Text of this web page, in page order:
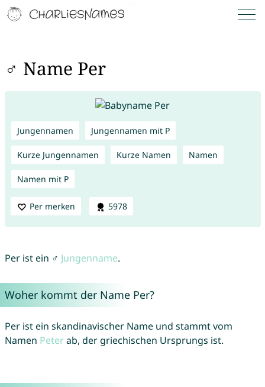
♂ Name Per
Jungennamen Jungennamen mit P
Kurze Jungennamen Kurze Namen Namen
Namen mit P
Per merken 5978
Per ist ein ♂ Jungenname.
Woher kommt der Name Per?
Per ist ein skandinavischer Name und stammt vom
Namen Peterab, der griechischen Ursprungs ist.